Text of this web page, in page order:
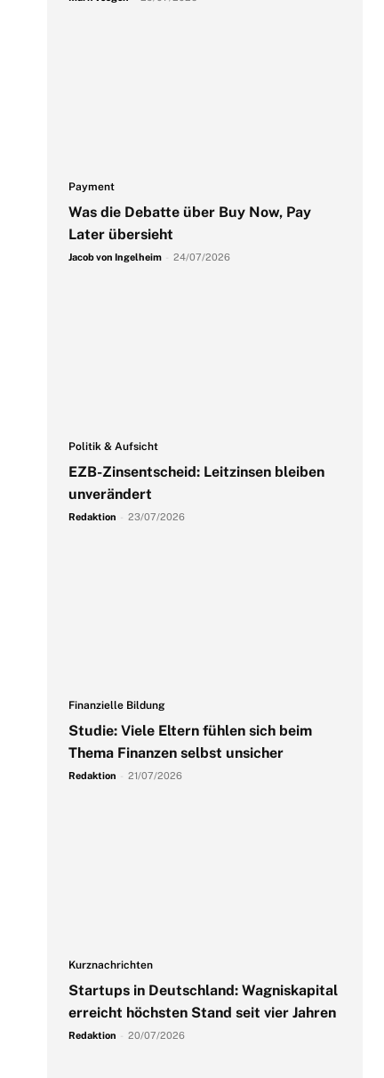
Payment
Was die Debatte über Buy Now, Pay
Later übersieht
Jacob von Ingelheim 24/07/2026
Politik & Aufsicht
EZB-Zinsentscheid: Leitzinsen bleiben
unverändert
Redaktion 23/07/2026
Finanzielle Bildung
Studie: Viele Eltern fühlen sich beim
Thema Finanzen selbst unsicher
Redaktion 21/07/2026
Kurznachrichten
Startups in Deutschland: Wagniskapital
erreicht höchsten Stand seit vier Jahren
Redaktion 20/07/2026